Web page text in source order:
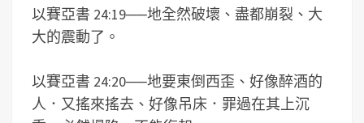
以賽亞書 24:19──地全然破壞、盡都崩裂、大
大的震動了。
以賽亞書 24:20──地要東倒西歪、好像醉酒的
人．又搖來搖去、好像吊床．罪過在其上沉